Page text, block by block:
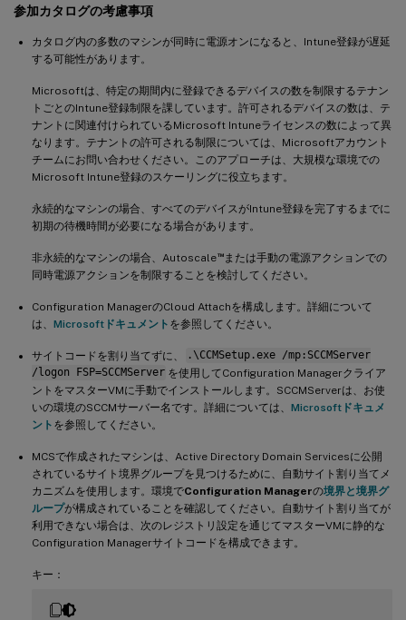
参加カタログの考慮事項
カタログ内の多数のマシンが同時に電源オンになると、Intune登録が遅延
する可能性があります。
Microsoftは、特定の期間内に登録できるデバイスの数を制限するテナン
トごとのIntune登録制限を課しています。許可されるデバイスの数は、テ
ナントに関連付けられているMicrosoft Intuneライセンスの数によって異
なります。テナントの許可される制限については、Microsoftアカウント
チームにお問い合わせください。このアプローチは、大規模な環境での
Microsoft Intune登録のスケーリングに役立ちます。
永続的なマシンの場合、すべてのデバイスがIntune登録を完了するまでに
初期の待機時間が必要になる場合があります。
非永続的なマシンの場合、Autoscale™または手動の電源アクションでの
同時電源アクションを制限することを検討してください。
Configuration ManagerのCloud Attachを構成します。詳細について
は、 Microsoftドキュメント を参照してください。
サイトコードを割り当てずに、
.\CCMSetup.exe /mp:SCCMServer
/logon FSP=SCCMServer を使用してConfiguration Managerクライア
ントをマスターVMに手動でインストールします。SCCMServerは、お使
いの環境のSCCMサーバー名です。詳細については、 Microsoftドキュメ
ント を参照してください。
MCSで作成されたマシンは、Active Directory Domain Servicesに公開
されているサイト境界グループを見つけるために、自動サイト割り当てメ
カニズムを使用します。環境でConfiguration Managerの境界と境界グ
ループが構成されていることを確認してください。自動サイト割り当てが
利用できない場合は、次のレジストリ設定を通じてマスターVMに静的な
Configuration Managerサイトコードを構成できます。
キー：